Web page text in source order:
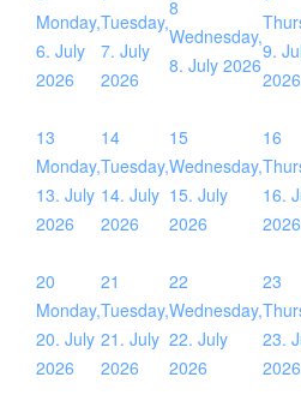
Monday,
6. July
2026
Tuesday,
7. July
2026
8
Wednesday,
8. July 2026
9.
2026
13
Monday,
13. July
2026
14
Tuesday,
14. July
2026
15
Wednesday,
15. July
2026
16
16.
2026
20
Monday,
20. July
2026
21
Tuesday,
21. July
2026
22
Wednesday,
22. July
2026
23
23.
2026